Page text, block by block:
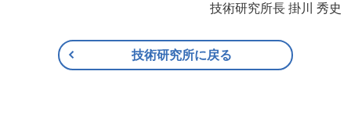
技術研究所長 掛川 秀史
技術研究所に戻る